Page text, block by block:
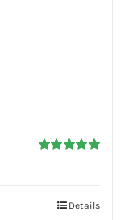
Details